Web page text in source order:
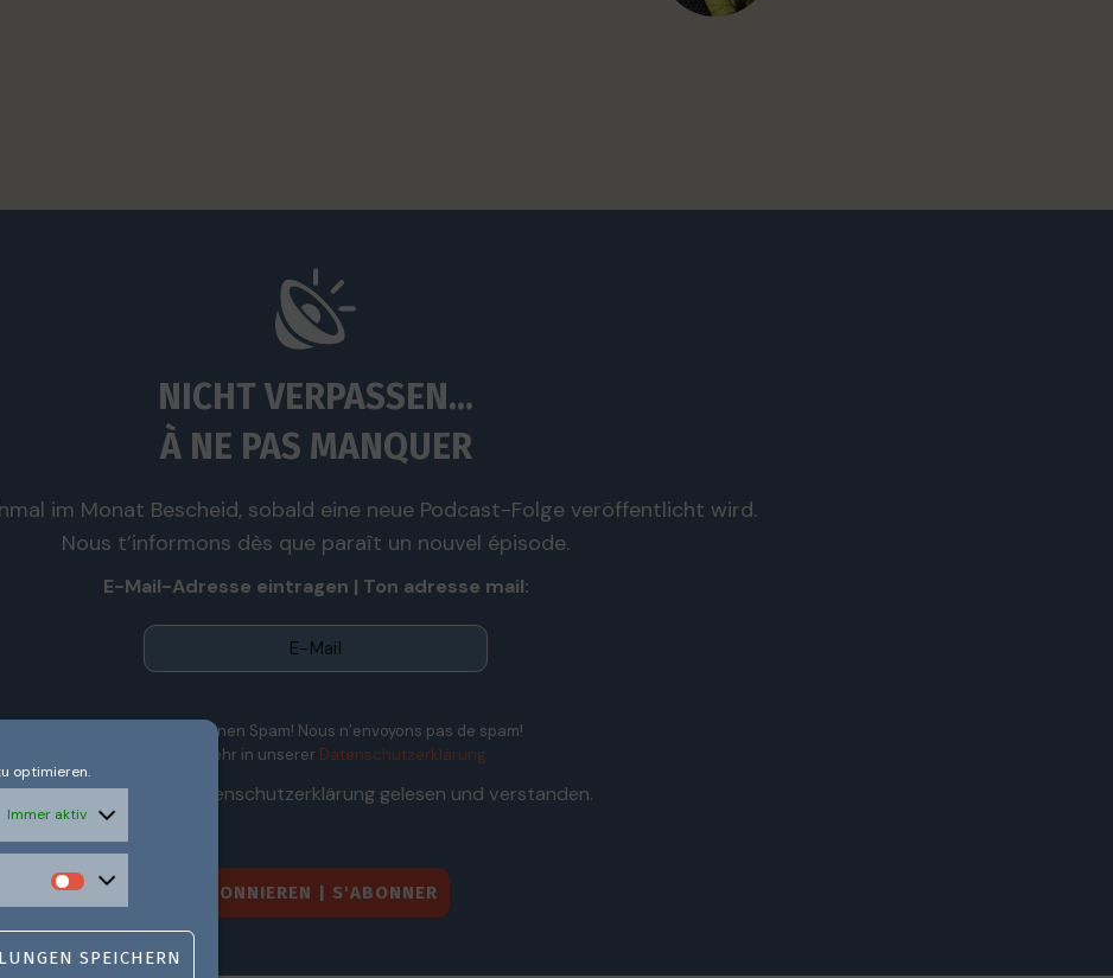
optimieren.
Immer aktiv
SPEICHERN
NICHT VERPASSEN...
À NE PAS MANQUER
im Monat Bescheid, sobald eine neue Podcast-Folge veröffentlicht wird.
Nous t’informons dès que paraît un nouvel épisode.
E-Mail-Adresse eintragen | Ton adresse mail:
Wir senden keinen Spam! Nous n’envoyons pas de spam!
Erfahre mehr in unserer Datenschutzerklärung.
Ich habe die Datenschutzerklärung gelesen und verstanden.